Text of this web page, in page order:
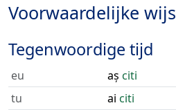
Voorwaardelijke wijs
Tegenwoordige tijd
eu aș citi
tu
ai citi